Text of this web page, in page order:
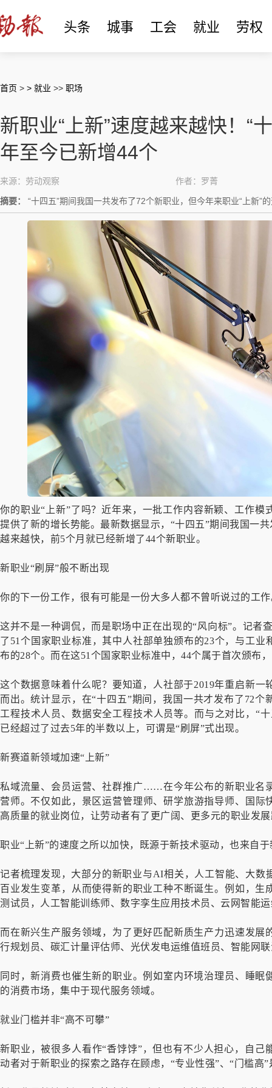
头条 城事 工会 就业 劳权
首页 > > 就业 >> 职场
新职业“上新”速度越来越快！“
年至今已新增44个
来源：劳动观察 作者：罗菁
摘要： “十四五”期间我国一共发布了72个新职业，但今年来职业“上新”
你的职业“上新”了吗？近年来，一批工作内容新颖、工作
提供了新的增长势能。最新数据显示，“十四五”期间我国一
越来越快，前5个月就已经新增了44个新职业。
新职业“刷屏”般不断出现
你的下一份工作，很有可能是一份大多人都不曾听说过的工
这并不是一种调侃，而是职场中正在出现的“风向标”。记者
了51个国家职业标准，其中人社部单独颁布的23个，与工
布的28个。而在这51个国家职业标准中，44个属于首次颁布
这个数据意味着什么呢？要知道，人社部于2019年重启新
而出。统计显示，在“十四五”期间，我国一共才发布了72
工程技术人员、数据安全工程技术人员等。而与之对比，“
已经超过了过去5年的半数以上，可谓是“刷屏”式出现。
新赛道新领域加速“上新”
私域流量、会员运营、社群推广……在今年公布的新职业
营师。 不仅如此，景区运营管理师、研学旅游指导师、国
高质量的就业岗位，让劳动者有了更广阔、更多元的职业发
职业“上新”的速度之所以加快，既源于新技术驱动，也来自
记者梳理发现，大部分的新职业与AI相关，人工智能、大数
百业发生变革，从而使得新的职业工种不断诞生。例如，
测试员，人工智能训练师、数字孪生应用技术员、云网智能
而在新兴生产服务领域，为了更好匹配新质生产力迅速发
行规划员、碳汇计量评估师、光伏发电运维值班员、智能网
同时，新消费也催生新的职业。例如室内环境治理员、睡
的消费市场，集中于现代服务领域。
就业门槛并非“高不可攀”
新职业，被很多人看作“香饽饽”，但也有不少人担心，自
动者对于新职业的探索之路存在顾虑，“专业性强”、“门槛高